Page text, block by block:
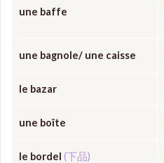
une baffe
une bagnole/ une caisse
le bazar
une boîte
le bordel (下品)